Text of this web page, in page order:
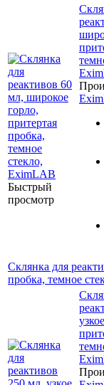
Быстрый
просмотр
Склянка для
пробка, темное